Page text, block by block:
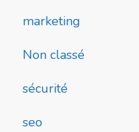
marketing
Non classé
sécurité
seo